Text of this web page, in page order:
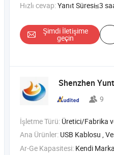
Hızlı cevap:Yanıt Süresi≤3
Şimdi İletişime
geçin
Shenzhen
9
İşletme Türü: Üretici/Fabrika ve
Ana Ürünler: USB Kablosu ,
Ar-Ge Kapasitesi: Kendi